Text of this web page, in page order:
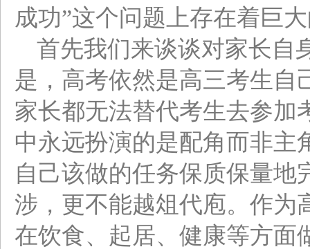
成功”这个问题上存在着巨
首先我们来谈谈对家长自
是，高考依然是高三考生自
家长都无法替代考生去参加
中永远扮演的是配角而非主
自己该做的任务保质保量地
涉，更不能越俎代庖。作为
在饮食、起居、健康等方面